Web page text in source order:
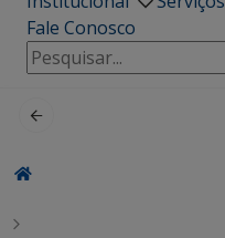
Fale Conosco
Pesquisar
por: